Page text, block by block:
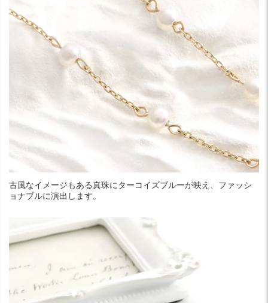
古風なイメージもある真珠にターコイズブルーが映え、ファッシ
ョナブルに演出します。